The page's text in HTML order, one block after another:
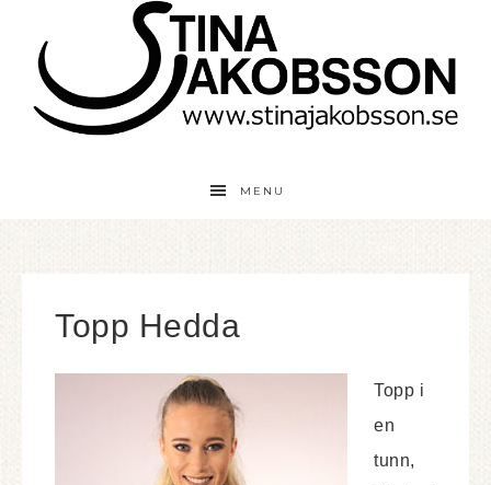
MENU
Topp Hedda
Topp i
en
tunn,